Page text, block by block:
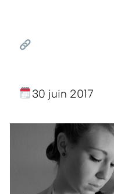
30 juin 2017